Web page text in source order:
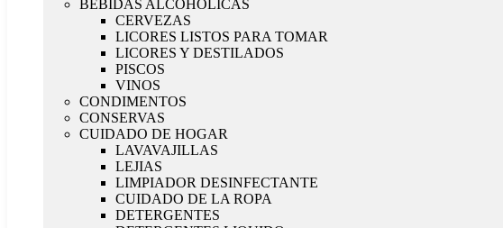
BEBIDAS ALCOHOLICAS
CERVEZAS
LICORES LISTOS PARA TOMAR
LICORES Y DESTILADOS
PISCOS
VINOS
CONDIMENTOS
CONSERVAS
CUIDADO DE HOGAR
LAVAVAJILLAS
LEJIAS
LIMPIADOR DESINFECTANTE
CUIDADO DE LA ROPA
DETERGENTES